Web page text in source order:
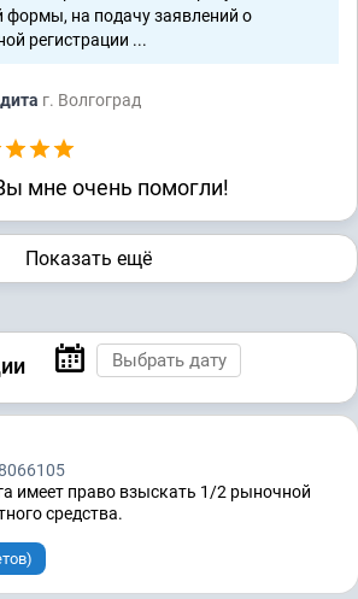
формы, на подачу заявлений о
регистрации ...
г. Волгоград
мне очень помогли!
Показать ещё
имеет право взыскать 1/2 рыночной
средства.